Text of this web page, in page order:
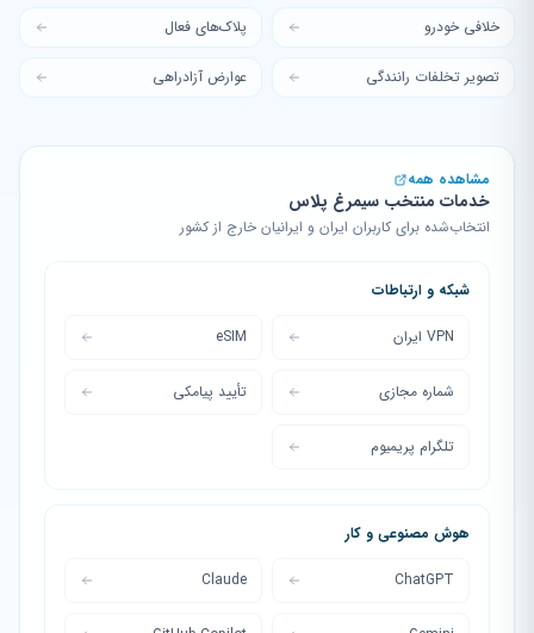
خلافی خودرو پلاک‌های فعال
تصویر تخلفات رانندگی عوارض آزادراهی
مشاهده همه
خدمات منتخب سیمرغ پلاس
انتخاب‌شده برای کاربران ایران و ایرانیان خارج از کشور
شبکه و ارتباطات
VPN ایران eSIM
شماره مجازی تأیید پیامکی
تلگرام پریمیوم
هوش مصنوعی و کار
ChatGPT
Claude